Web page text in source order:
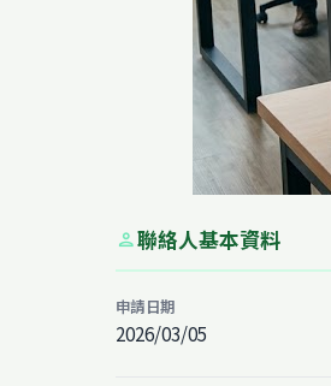
person聯絡人基本資料
申請日期
2026/03/05